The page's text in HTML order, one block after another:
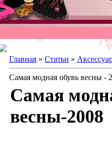
Главная» Статьи »
Самая модная обувь весны -
Самая
весны-2008